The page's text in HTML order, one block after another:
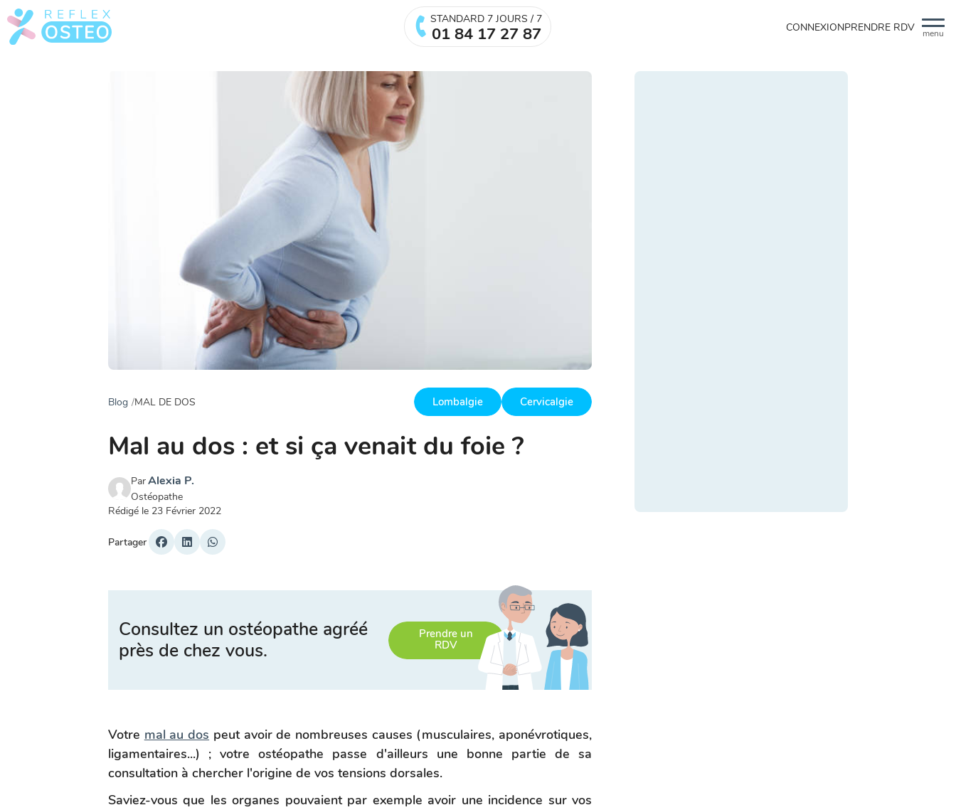
menu
STANDARD 7 JOURS / 7
01 84 17 27 87 CONNEXIONPRENDRE RDV
Blog MAL DE DOS Lombalgie Cervicalgie
Mal au dos : et si ça venait du foie ?
ParAlexia P.
Ostéopathe
Rédigé le 23 Février 2022
Partager
Consultez un ostéopathe agréé
près de chez vous.
Prendre un
RDV
Votre mal au dos peut avoir de nombreuses causes (musculaires, aponévrotiques,
ligamentaires...) ; votre ostéopathe passe d'ailleurs une bonne partie de sa
consultation à chercher l'origine de vos tensions dorsales.
Saviez-vous que les organes pouvaient par exemple avoir une incidence sur vos